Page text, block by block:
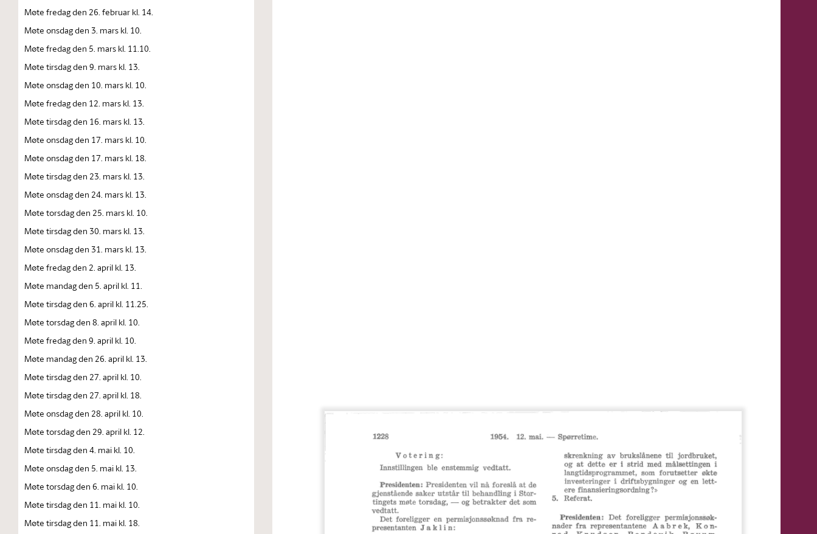
Møte fredag den 26. februar kl. 14.
Møte onsdag den 3. mars kl. 10.
Møte fredag den 5. mars kl. 11.10.
Møte tirsdag den 9. mars kl. 13.
Møte onsdag den 10. mars kl. 10.
Møte fredag den 12. mars kl. 13.
Møte tirsdag den 16. mars kl. 13.
Møte onsdag den 17. mars kl. 10.
Møte onsdag den 17. mars kl. 18.
Møte tirsdag den 23. mars kl. 13.
Møte onsdag den 24. mars kl. 13.
Møte torsdag den 25. mars kl. 10.
Møte tirsdag den 30. mars kl. 13.
Møte onsdag den 31. mars kl. 13.
Møte fredag den 2. april kl. 13.
Møte mandag den 5. april kl. 11.
Møte tirsdag den 6. april kl. 11.25.
Møte torsdag den 8. april kl. 10.
Møte fredag den 9. april kl. 10.
Møte mandag den 26. april kl. 13.
Møte tirsdag den 27. april kl. 10.
Møte tirsdag den 27. april kl. 18.
Møte onsdag den 28. april kl. 10.
Møte torsdag den 29. april kl. 12.
Møte tirsdag den 4. mai kl. 10.
Møte onsdag den 5. mai kl. 13.
Møte torsdag den 6. mai kl. 10.
Møte tirsdag den 11. mai kl. 10.
Møte tirsdag den 11. mai kl. 18.